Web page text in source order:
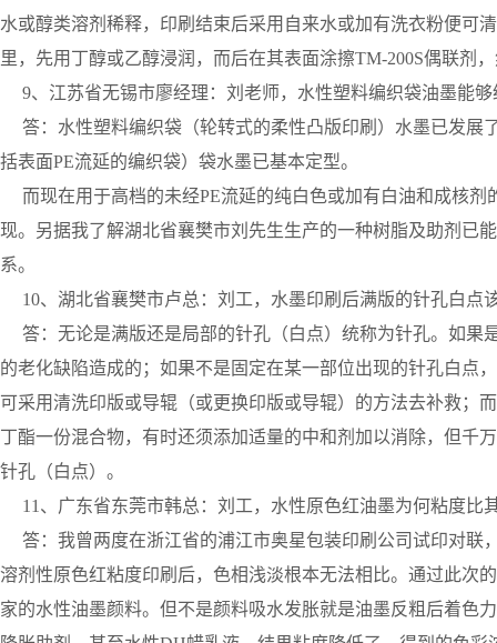
水或醇类溶剂稀释，印刷结束后采用自来水或加有洗衣粉便可
里，先用丁醇或乙醇浸润，而后在其表面涂擦TM-200S偶联剂
9、江苏省无锡市廖经理：刘老师，水性塑料编织袋油墨能
答：水性塑料编织袋（轮转式的柔性凸版印刷）水墨已发展
括表面PE流延的编织袋）袋水墨已基本定型。
而现在用于高档的未经PE流延的纯白色或加有白油和成核剂
现。另据我了解湖北省襄樊市刘先生生产的一种树脂及助剂已
系。
10、湖北省襄樊市卢总：刘工，水墨印刷后满版的针孔白点
答：无论是满版还是局部的针孔（白点）统称为针孔。如果
的老化缺陷造成的；如果不是固定在某一部位出现的针孔白点
可采用清洗印版或导辊（或更换印版或导辊）的方法去补救；
丁酯一份混合物，有时还须添加适量的中和剂加以消除，但千
针孔（白点）。
11、广东省东莞市韩总：刘工，水性原色红油墨为何粘度比
答：我曾两度在浙江省的浦江市奥星包装印刷公司试印对联
溶剂性原色红粘度印刷后，色相浅淡根本无法相比。通过此次
家的水性油墨颜料。但不是颜料吸水发胀就是油墨反粗后着色